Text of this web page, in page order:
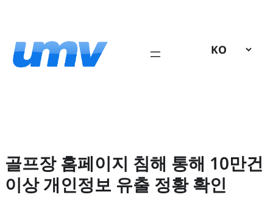
로
골프장 홈페이지 침해 통해 10만건
이상 개인정보 유출 정황 확인